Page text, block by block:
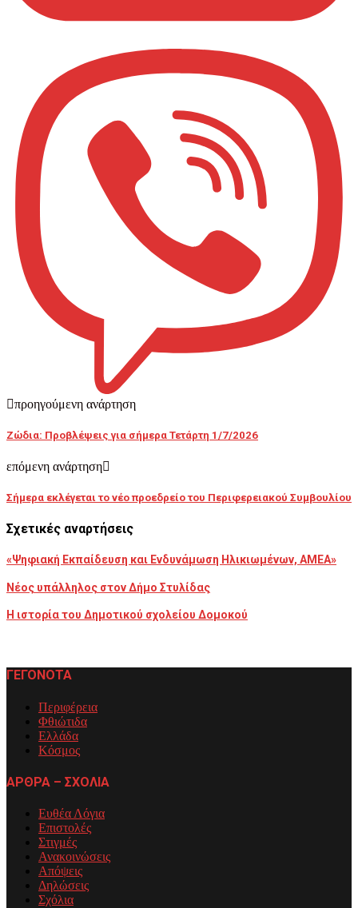
προηγούμενη ανάρτηση
Ζώδια: Προβλέψεις για σήμερα Τετάρτη 1/7/2026
επόμενη ανάρτηση
Σήμερα εκλέγεται το νέο προεδρείο του Περιφερειακού Συμβουλίου
Σχετικές αναρτήσεις
«Ψηφιακή Εκπαίδευση και Ενδυνάμωση Ηλικιωμένων, ΑΜΕΑ»
Νέος υπάλληλος στον Δήμο Στυλίδας
Η ιστορία του Δημοτικού σχολείου Δομοκού
ΓΕΓΟΝΟΤΑ
Περιφέρεια
Φθιώτιδα
Ελλάδα
Κόσμος
ΑΡΘΡΑ – ΣΧΟΛΙΑ
Ευθέα Λόγια
Επιστολές
Στιγμές
Ανακοινώσεις
Απόψεις
Δηλώσεις
Σχόλια